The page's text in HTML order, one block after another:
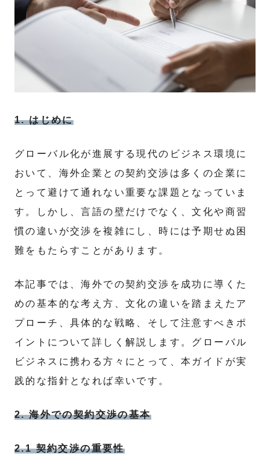
1. はじめに
グローバル化が進展する現代のビジネス環境に
おいて、海外企業との契約交渉は多くの企業に
とって避けて通れない重要な課題となっていま
す。しかし、言語の壁だけでなく、文化や商習
慣の違いが交渉を複雑にし、時には予期せぬ困
難をもたらすことがあります。
本記事では、海外での契約交渉を成功に導くた
めの基本的な考え方、文化の違いを踏まえたア
プローチ、具体的な戦略、そして注意すべきポ
イントについて詳しく解説します。グローバル
ビジネスに携わる方々にとって、本ガイドが実
践的な指針となれば幸いです。
2. 海外での契約交渉の基本
2.1 契約交渉の重要性